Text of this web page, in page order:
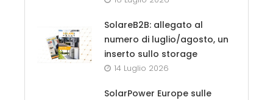
SolareB2B: allegato al
numero di luglio/agosto, un
inserto sullo storage
14 Luglio 2026
SolarPower Europe sulle